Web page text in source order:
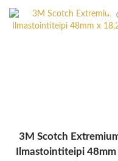
3M Scotch
Ilmastointiteipi 48mm